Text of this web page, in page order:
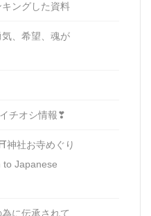
ングした資料
、希望、魂が
チオシ情報❣
社お寺めぐり
to Japanese
に伝承されて